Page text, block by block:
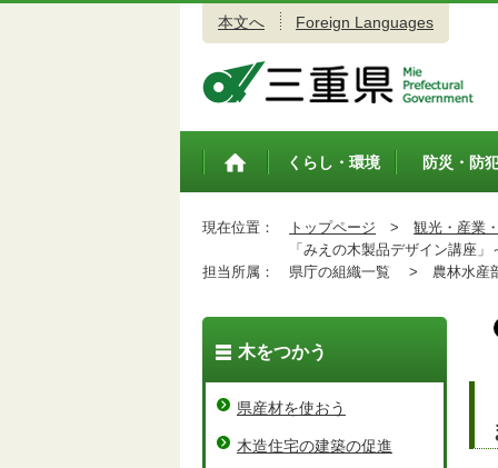
本文へ Foreign Languages
トップペ
くらし・環境 防災・防
現在位置： トップページ > 観光・産業
「みえの木製品デザイン講座」
担当所属：
県庁の組織一覧 > 農林水
木をつかう
県産材を使おう
木造住宅の建築の促進